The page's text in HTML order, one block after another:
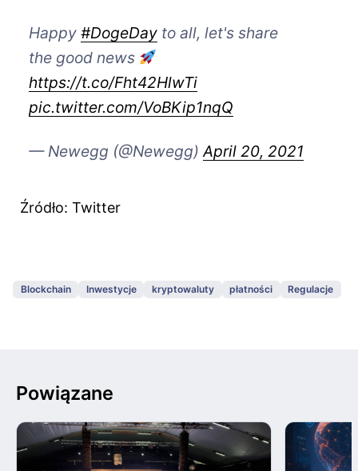
Happy #DogeDay to all, let's share
the good news
https://t.co/Fht42HlwTi
pic.twitter.com/VoBKip1nqQ
— Newegg (@Newegg)April 20, 2021
Źródło: Twitter
Blockchain Inwestycje kryptowaluty płatności Regulacje
Powiązane